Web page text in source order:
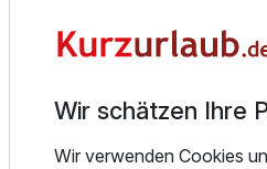
- 6 Restaurantbereiche
- Frühstücks-Schlemmerbuffet
Wir schätzen Ihre
Wir verwenden Cookies